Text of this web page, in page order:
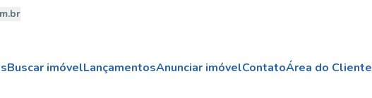
Buscar imóvelLançamentosAnunciar imóvelContatoÁrea do Cliente